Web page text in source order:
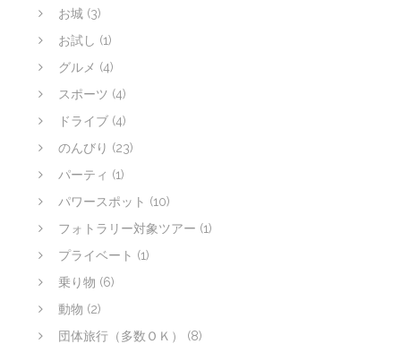
お城 (3)
お試し (1)
グルメ (4)
スポーツ (4)
ドライブ (4)
のんびり (23)
パーティ (1)
パワースポット (10)
フォトラリー対象ツアー (1)
プライベート (1)
乗り物 (6)
動物 (2)
団体旅行（多数ＯＫ）
(8)